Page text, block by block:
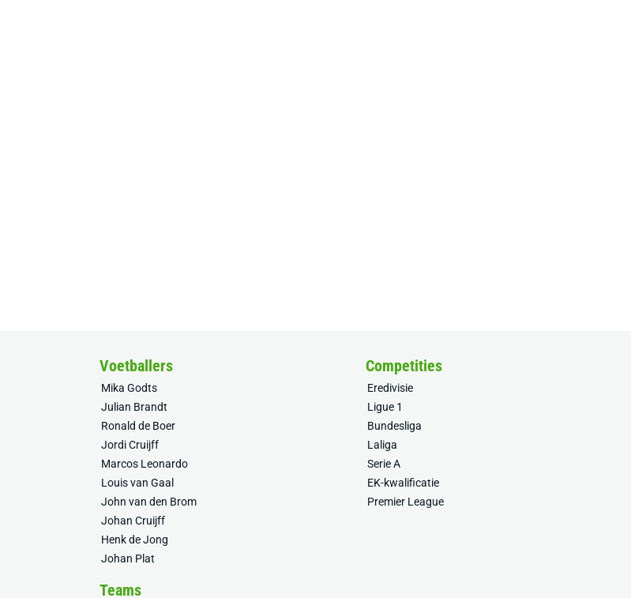
Voetballers
Mika Godts
Julian Brandt
Ronald de Boer
Jordi Cruijff
Marcos Leonardo
Louis van Gaal
John van den Brom
Johan Cruijff
Henk de Jong
Johan Plat
Competities
Eredivisie
Ligue 1
Bundesliga
Laliga
Serie A
EK-kwalificatie
Premier League
Teams